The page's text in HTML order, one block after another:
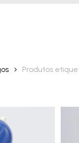
Produtos